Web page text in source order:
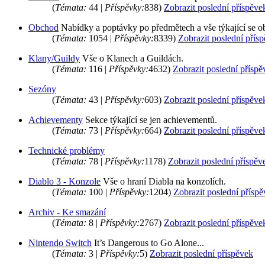
(Témata: 44 | Příspěvky:838) Zobrazit poslední
Obchod Nabídky a poptávky po předmětech a vše týkající se
(Témata: 1054 | Příspěvky:8339) Zobrazit poslední
Klany/Guildy Vše o Klanech a Guildách.
(Témata: 116 | Příspěvky:4632) Zobrazit poslední
Sezóny
(Témata: 43 | Příspěvky:603) Zobrazit poslední
Achievementy Sekce týkající se jen achievementů.
(Témata: 73 | Příspěvky:664) Zobrazit poslední
Technické problémy
(Témata: 78 | Příspěvky:1178) Zobrazit poslední
Diablo 3 - Konzole Vše o hraní Diabla na konzolích.
(Témata: 100 | Příspěvky:1204) Zobrazit poslední
Archiv - Ke smazání
(Témata: 8 | Příspěvky:2767) Zobrazit poslední
Nintendo Switch It’s Dangerous to Go Alone...
(Témata: 3 | Příspěvky:5) Zobrazit poslední příspěvek